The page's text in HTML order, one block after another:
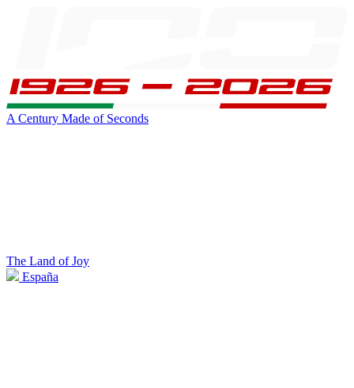
A Century Made of Seconds
The Land of Joy
España